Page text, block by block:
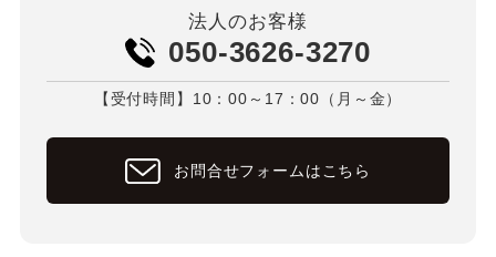
法人のお客様
050-3626-3270
【受付時間】10：00～17：00（月～金）
お問合せフォームはこちら